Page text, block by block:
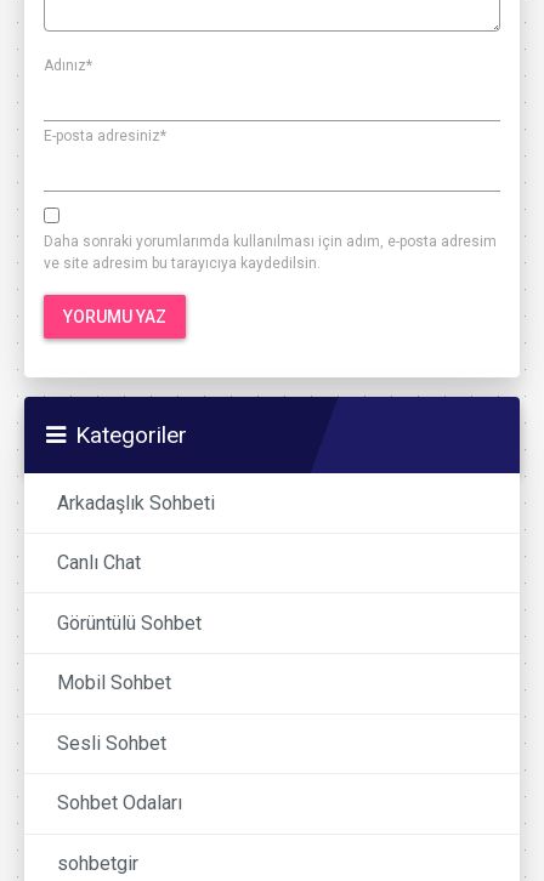
Adınız*
E-posta adresiniz*
Daha sonraki yorumlarımda kullanılması için adım, e-posta adresim
ve site adresim bu tarayıcıya kaydedilsin.
Kategoriler
Arkadaşlık Sohbeti
Canlı Chat
Görüntülü Sohbet
Mobil Sohbet
Sesli Sohbet
Sohbet Odaları
sohbetgir